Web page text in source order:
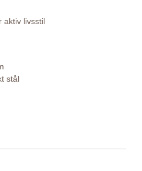
aktiv livsstil
stål